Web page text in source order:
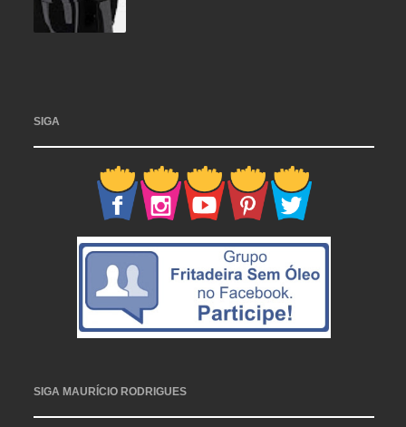
SIGA
SIGA MAURÍCIO RODRIGUES